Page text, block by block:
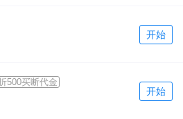
开始
500买断代金
开始